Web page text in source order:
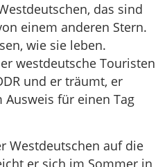
das sind
einem anderen Stern.
wie sie leben.
westdeutsche Touristen
und er träumt, er
für einen Tag
Westdeutschen auf die
er sich im Sommer in